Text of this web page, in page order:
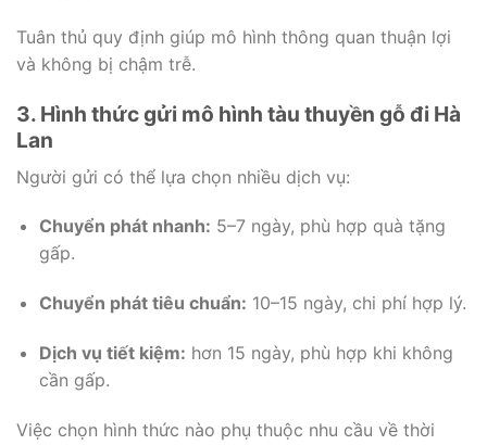
Tuân thủ quy định giúp mô hình thông quan thuận lợi
và không bị chậm trễ.
3. Hình thức gửi mô hình tàu thuyền gỗ đi Hà
Lan
Người gửi có thể lựa chọn nhiều dịch vụ:
Chuyển phát nhanh: 5–7 ngày, phù hợp quà tặng
gấp.
Chuyển phát tiêu chuẩn: 10–15 ngày, chi phí hợp lý.
Dịch vụ tiết kiệm: hơn 15 ngày, phù hợp khi không
cần gấp.
Việc chọn hình thức nào phụ thuộc nhu cầu về thời